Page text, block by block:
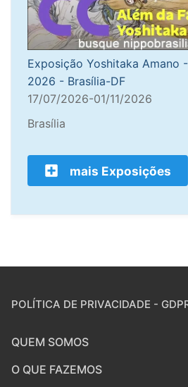
Exposição Yoshitaka Amano
2026 - Brasília-DF
17/07/2026-01/11/2026
Brasília
mais Exposições
POLÍTICA DE PRIVACIDADE -
QUEM SOMOS
O QUE FAZEMOS